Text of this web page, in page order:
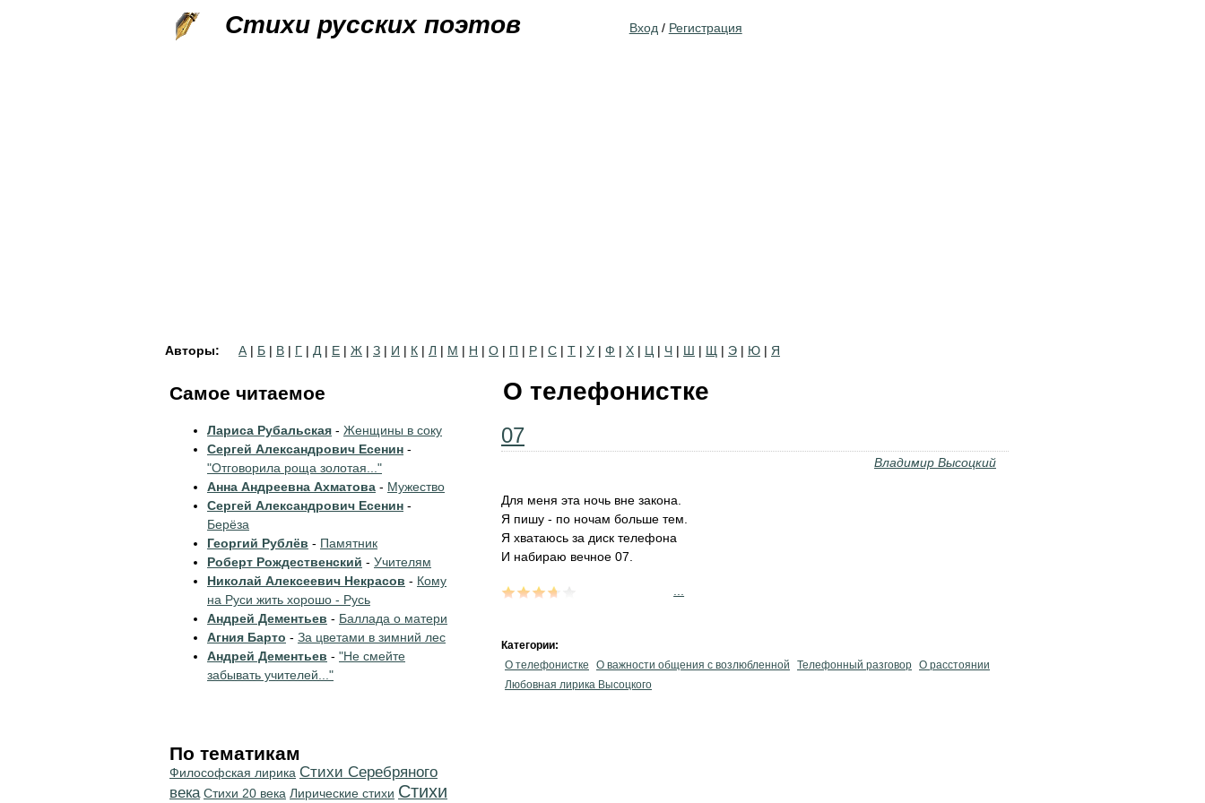
Стихи русских поэтов Вход / Регистрация
Авторы: А | Б | В | Г | Д | Е | Ж | З | И | К | Л | М | Н | О | П | Р | С | Т | У | Ф | Х | Ц | Ч | Ш | Щ | Э | Ю | Я
О телефонистке
07
Владимир Высоцкий
Для меня эта ночь вне закона.
Я пишу - по ночам больше тем.
Я хватаюсь за диск телефона
И набираю вечное 07.
Категории:
О телефонистке
О важности общения с возлюбленной Телефонный разговор О расстоянии
Любовная лирика Высоцкого
Самое читаемое
Лариса Рубальская - Женщины в соку
Сергей Александрович Есенин -
"Отговорила роща золотая..."
Анна Андреевна Ахматова - Мужество
Сергей Александрович Есенин -
Берёза
Георгий Рублёв - Памятник
Роберт Рождественский - Учителям
Николай Алексеевич Некрасов - Кому
на Руси жить хорошо - Русь
Андрей Дементьев - Баллада о матери
Агния Барто - За цветами в зимний лес
Андрей Дементьев - "Не смейте
забывать учителей..."
По тематикам
Философская лирика Cтихи Серебряного
века Стихи 20 века Лирические стихи Стихи